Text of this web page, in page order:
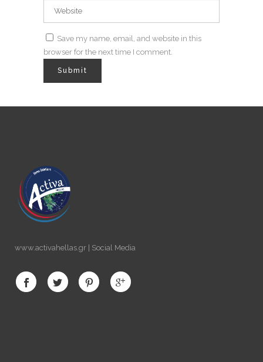
Save my name, email, and website in this
browser for the next time I comment.
www.activahellas.gr | Social Media